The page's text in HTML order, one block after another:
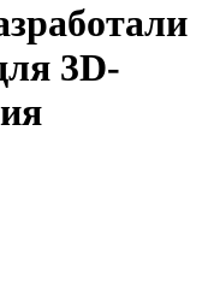
3D-